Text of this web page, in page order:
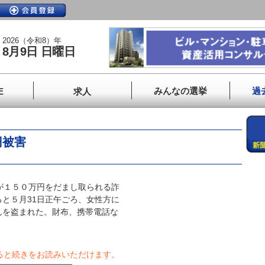
2026（令和8）年
8月9日 日曜日
求人 みんなの選挙 過
害
５０万円をだまし取られる詐
５月31日正午ごろ、女性方に
盗まれた。財布、携帯電話な
続きをお読みいただけます。